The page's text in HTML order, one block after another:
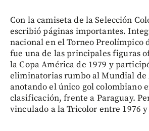
Con la camiseta de la Selección
escribió páginas importantes.
nacional en el Torneo Preolímpico
fue una de las principales figuras
la Copa América de 1979 y
eliminatorias rumbo al Mundial de
anotando el único gol colombiano
clasificación, frente a Paraguay.
vinculado a la Tricolor entre 1976 y